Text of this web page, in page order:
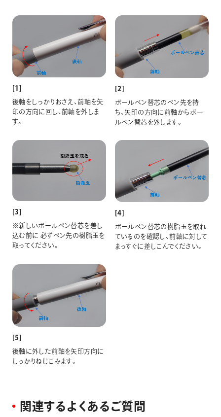
[1]
後軸をしっかりおさえ、前軸を矢
印の方向に回し、前軸を外しま
す。
[2]
ボールペン替芯のペン先を持
ち、矢印の方向に前軸からボー
ルペン替芯を外します。
[3]
※新しいボールペン替芯を差し
込む前に 必ずペン先の樹脂玉を
取ってください。
[4]
ボールペン替芯の樹脂玉を取れ
ているのを確認し、前軸に対して
まっすぐに差しこんでください。
[5]
後軸に外した前軸を矢印方向に
しっかりねじこみます。
関 連する よ く ある ご質 問